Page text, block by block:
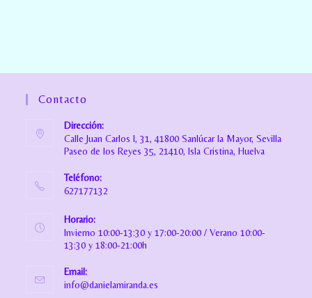
Contacto
Dirección:
Calle Juan Carlos I, 31, 41800 Sanlúcar la Mayor, Sevilla
Paseo de los Reyes 35, 21410, Isla Cristina, Huelva
Teléfono:
627177132
Horario:
Invierno 10:00-13:30 y 17:00-20:00 / Verano 10:00-
13:30 y 18:00-21:00h
Email:
info@danielamiranda.es